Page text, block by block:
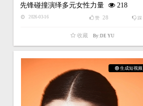
先锋碰撞演绎多元女性力量
218
2026-03-16 踩
赞 28
收藏 By:DE YU
生成短视频